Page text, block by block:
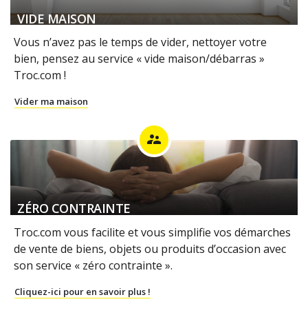
VIDE MAISON
Vous n’avez pas le temps de vider, nettoyer votre
bien, pensez au service « vide maison/débarras »
Troc.com !
Vider ma maison
supervisor_account
ZÉRO CONTRAINTE
Troc.com vous facilite et vous simplifie vos démarches
de vente de biens, objets ou produits d’occasion avec
son service « zéro contrainte ».
Cliquez-ici pour en savoir plus !